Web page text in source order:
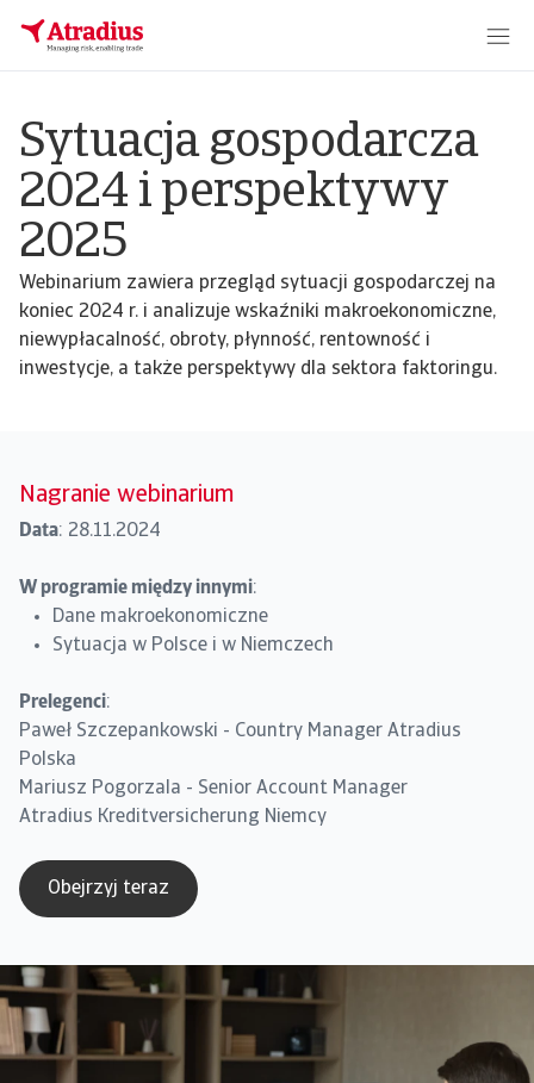
Sytuacja gospodarcza
2024 i perspektywy
2025
Webinarium zawiera przegląd sytuacji gospodarczej na
koniec 2024 r. i analizuje wskaźniki makroekonomiczne,
niewypłacalność, obroty, płynność, rentowność i
inwestycje, a także perspektywy dla sektora faktoringu.
Nagranie webinarium
Data: 28.11.2024
W programie między innymi:
Dane makroekonomiczne
Sytuacja w Polsce i w Niemczech
Prelegenci:
Paweł Szczepankowski - Country Manager Atradius
Polska
Mariusz Pogorzala - Senior Account Manager
Atradius Kreditversicherung Niemcy
Obejrzyj teraz